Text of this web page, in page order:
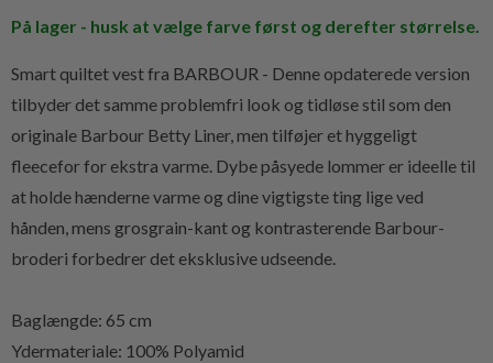
På lager - husk at vælge farve først og derefter størrelse.
Smart quiltet vest fra BARBOUR - Denne opdaterede version
tilbyder det samme problemfri look og tidløse stil som den
originale Barbour Betty Liner, men tilføjer et hyggeligt
fleecefor for ekstra varme. Dybe påsyede lommer er ideelle til
at holde hænderne varme og dine vigtigste ting lige ved
hånden, mens grosgrain-kant og kontrasterende Barbour-
broderi forbedrer det eksklusive udseende.
Baglængde: 65 cm
Ydermateriale: 100% Polyamid